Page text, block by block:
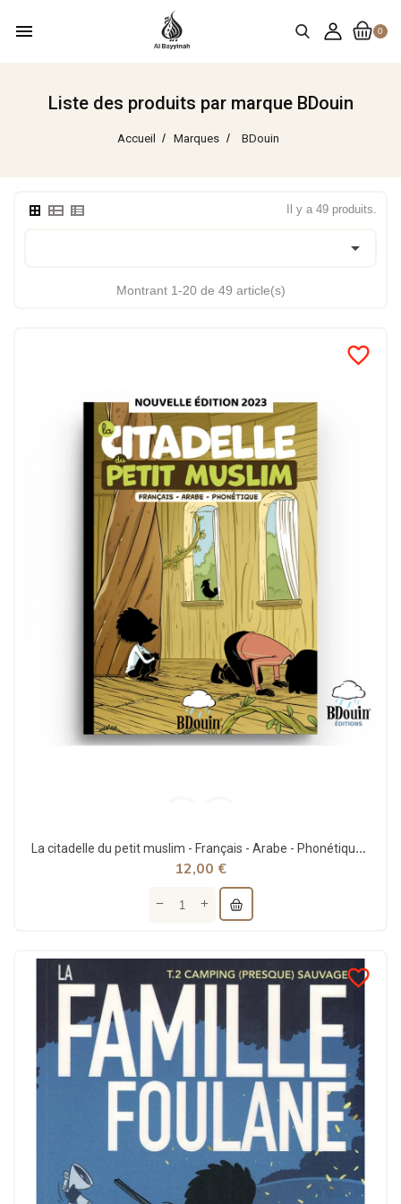
0
menu
Liste des produits par marque BDouin
Accueil Marques BDouin
Il y a 49 produits.

Montrant 1-20 de 49 article(s)
favorite_border
La citadelle du petit muslim - Français - Arabe - Phonétique - BDouin éditions
12,00 €
favorite_border